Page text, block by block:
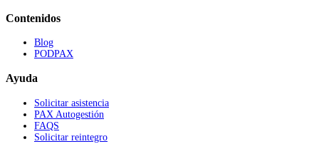
Contenidos
Blog
PODPAX
Ayuda
Solicitar asistencia
PAX Autogestión
FAQS
Solicitar reintegro